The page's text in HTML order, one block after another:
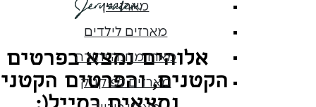
מארזי יין
מארזים לילדים
מארז מחנה יהודה
מארזים לפיקניק
אלוהים נמצא בפרטים
הקטנים, והפרטים